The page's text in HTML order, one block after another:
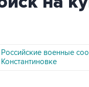
Российские военные
Константиновке